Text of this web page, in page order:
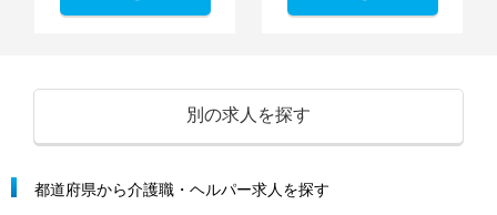
別の求人を探す
都道府県から介護職・ヘルパー求人を探す